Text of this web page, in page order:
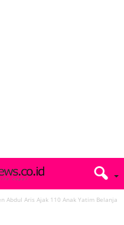
Abdul Aris Ajak 110 Anak Yatim Belanja